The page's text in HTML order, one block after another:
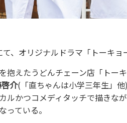
、オリジナルドラマ「トーキョ
抱えたうどんチェーン店「トー
介(「直ちゃんは小学三年生」
ルかつコメディタッチで描き
っている。